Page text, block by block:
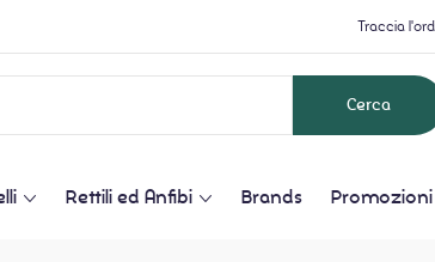
Traccia
Rettili ed Anfibi Brands Promozioni